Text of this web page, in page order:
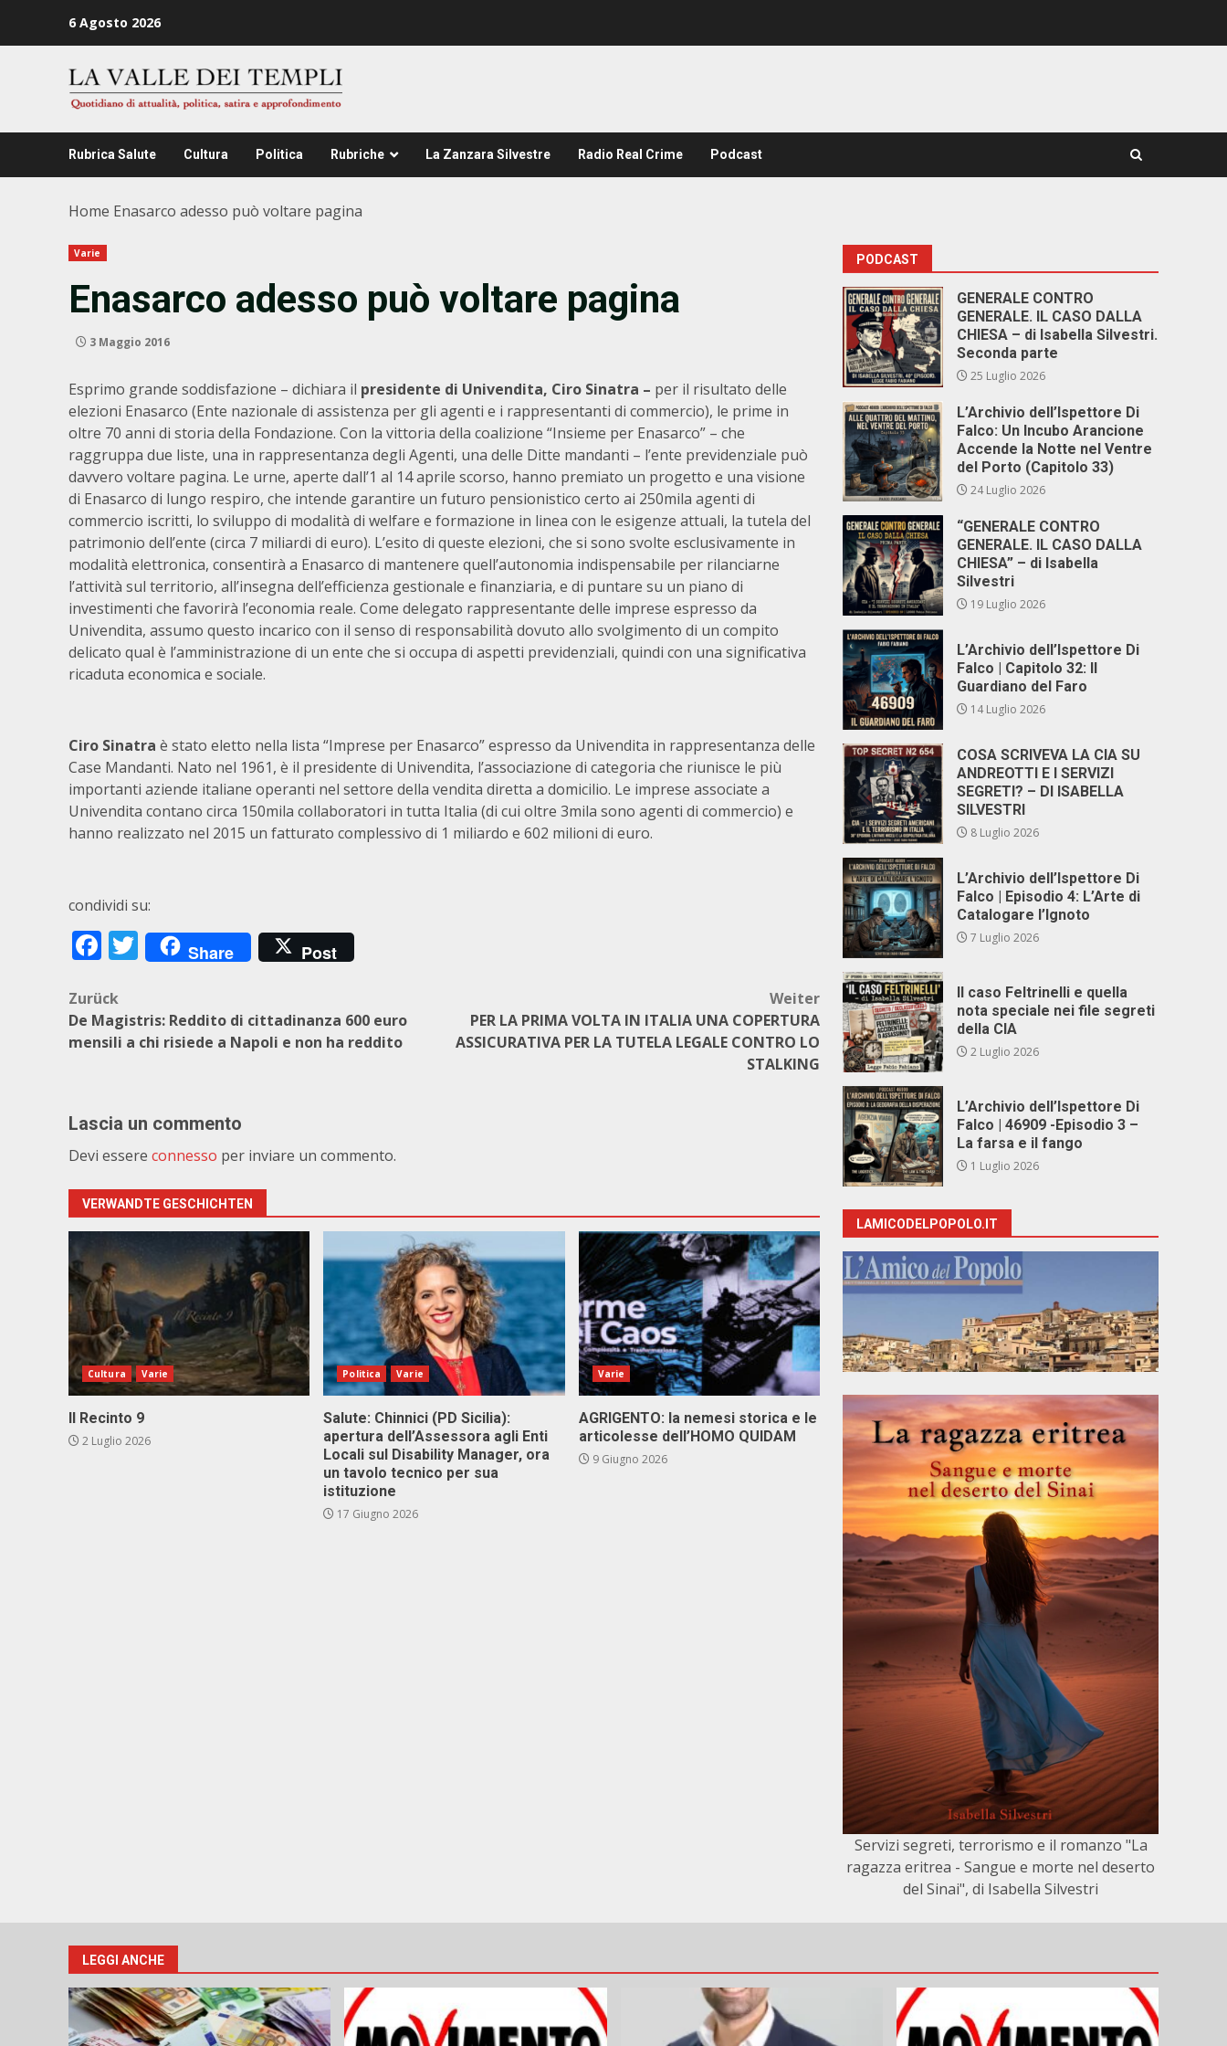
6 Agosto 2026
Rubrica Salute Cultura Politica Rubriche La Zanzara Silvestre Radio Real Crime Podcast
Home Enasarco adesso può voltare pagina
Varie
Enasarco adesso può voltare pagina
3 Maggio 2016
Esprimo grande soddisfazione – dichiara il presidente di Univendita, Ciro Sinatra – per il risultato delle
elezioni Enasarco (Ente nazionale di assistenza per gli agenti e i rappresentanti di commercio), le prime in
oltre 70 anni di storia della Fondazione. Con la vittoria della coalizione “Insieme per Enasarco” – che
raggruppa due liste, una in rappresentanza degli Agenti, una delle Ditte mandanti – l’ente previdenziale può
davvero voltare pagina. Le urne, aperte dall’1 al 14 aprile scorso, hanno premiato un progetto e una visione
di Enasarco di lungo respiro, che intende garantire un futuro pensionistico certo ai 250mila agenti di
commercio iscritti, lo sviluppo di modalità di welfare e formazione in linea con le esigenze attuali, la tutela del
patrimonio dell’ente (circa 7 miliardi di euro). L’esito di queste elezioni, che si sono svolte esclusivamente in
modalità elettronica, consentirà a Enasarco di mantenere quell’autonomia indispensabile per rilanciarne
l’attività sul territorio, all’insegna dell’efficienza gestionale e finanziaria, e di puntare su un piano di
investimenti che favorirà l’economia reale. Come delegato rappresentante delle imprese espresso da
Univendita, assumo questo incarico con il senso di responsabilità dovuto allo svolgimento di un compito
delicato qual è l’amministrazione di un ente che si occupa di aspetti previdenziali, quindi con una significativa
ricaduta economica e sociale.
Ciro Sinatra è stato eletto nella lista “Imprese per Enasarco” espresso da Univendita in rappresentanza delle
Case Mandanti. Nato nel 1961, è il presidente di Univendita, l’associazione di categoria che riunisce le più
importanti aziende italiane operanti nel settore della vendita diretta a domicilio. Le imprese associate a
Univendita contano circa 150mila collaboratori in tutta Italia (di cui oltre 3mila sono agenti di commercio) e
hanno realizzato nel 2015 un fatturato complessivo di 1 miliardo e 602 milioni di euro.
condividi su:
Facebook
Twitter
Share Post
Beitragsnavigation
Zurück
De Magistris: Reddito di cittadinanza 600 euro
mensili a chi risiede a Napoli e non ha reddito
Weiter
PER LA PRIMA VOLTA IN ITALIA UNA COPERTURA
ASSICURATIVA PER LA TUTELA LEGALE CONTRO LO
STALKING
Lascia un commento
Devi essere connesso per inviare un commento.
VERWANDTE GESCHICHTEN
Cultura Varie
Il Recinto 9
2 Luglio 2026
Politica Varie
Salute: Chinnici (PD Sicilia):
apertura dell’Assessora agli Enti
Locali sul Disability Manager, ora
un tavolo tecnico per sua
istituzione
17 Giugno 2026
Varie
AGRIGENTO: la nemesi storica e le
articolesse dell’HOMO QUIDAM
9 Giugno 2026
PODCAST
GENERALE CONTRO
GENERALE. IL CASO DALLA
CHIESA – di Isabella Silvestri.
Seconda parte
25 Luglio 2026
L’Archivio dell’Ispettore Di
Falco: Un Incubo Arancione
Accende la Notte nel Ventre
del Porto (Capitolo 33)
24 Luglio 2026
“GENERALE CONTRO
GENERALE. IL CASO DALLA
CHIESA” – di Isabella
Silvestri
19 Luglio 2026
L’Archivio dell’Ispettore Di
Falco | Capitolo 32: Il
Guardiano del Faro
14 Luglio 2026
COSA SCRIVEVA LA CIA SU
ANDREOTTI E I SERVIZI
SEGRETI? – DI ISABELLA
SILVESTRI
8 Luglio 2026
L’Archivio dell’Ispettore Di
Falco | Episodio 4: L’Arte di
Catalogare l’Ignoto
7 Luglio 2026
Il caso Feltrinelli e quella
nota speciale nei file segreti
della CIA
2 Luglio 2026
L’Archivio dell’Ispettore Di
Falco | 46909 -Episodio 3 –
La farsa e il fango
1 Luglio 2026
LAMICODELPOPOLO.IT
Servizi segreti, terrorismo e il romanzo "La
ragazza eritrea - Sangue e morte nel deserto
del Sinai", di Isabella Silvestri
LEGGI ANCHE